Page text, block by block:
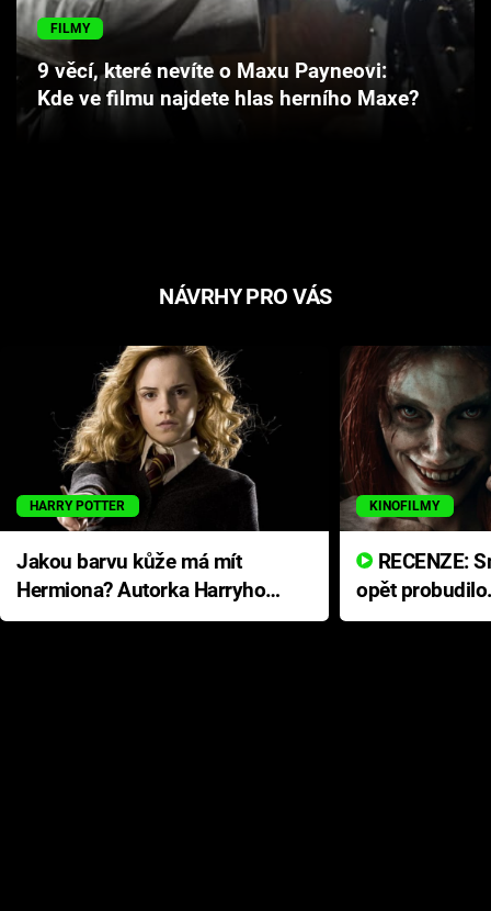
Cool Esport
Pořady
FILMY
9 věcí, které nevíte o Maxu Payneovi:
Kde ve filmu najdete hlas herního Maxe?
NÁVRHY PRO VÁS
HARRY POTTER
Jakou barvu kůže má mít
Hermiona? Autorka Harryho
Pottera přišla s ráznou
KINOFILMY
opět
přichází s